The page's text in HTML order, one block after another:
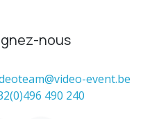
nous
event.be
490 240